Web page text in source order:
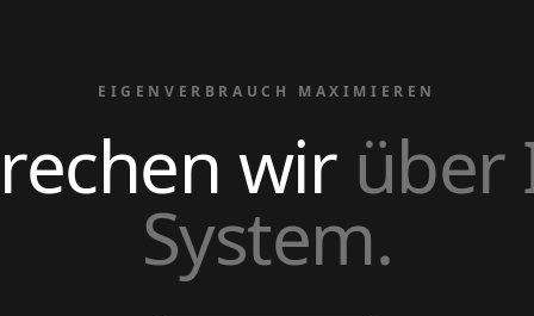
EIGENVERBRAUCH MAXIMIEREN
wir über
System.